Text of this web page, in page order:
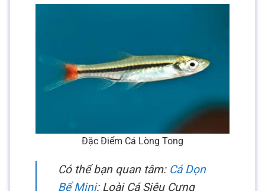
Đặc Điểm Cá Lòng Tong
Có thể bạn quan tâm: Cá Dọn
Bể Mini: Loài Cá Siêu Cưng